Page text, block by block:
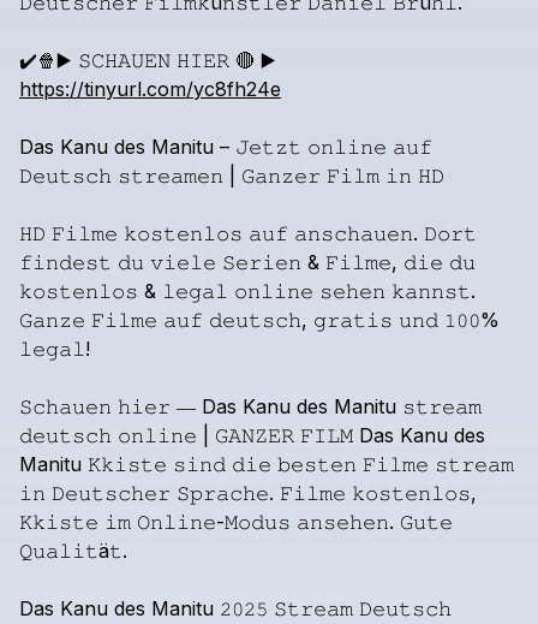
✔️🍿▶️ 𝚂𝙲𝙷𝙰𝚄𝙴𝙽 𝙷𝙸𝙴𝚁 🔴 ▶️
https://tinyurl.com/yc8fh24e
Das Kanu des Manitu – 𝙹𝚎𝚝𝚣𝚝 𝚘𝚗𝚕𝚒𝚗𝚎 𝚊𝚞𝚏
𝙳𝚎𝚞𝚝𝚜𝚌𝚑 𝚜𝚝𝚛𝚎𝚊𝚖𝚎𝚗 𝙶𝚊𝚗𝚣𝚎𝚛 𝙵𝚒𝚕𝚖 𝚒𝚗 𝙷𝙳
𝙷𝙳 𝙵𝚒𝚕𝚖𝚎 𝚔𝚘𝚜𝚝𝚎𝚗𝚕𝚘𝚜 𝚊𝚞𝚏 𝚊𝚗𝚜𝚌𝚑𝚊𝚞𝚎𝚗. 𝙳𝚘𝚛𝚝
𝚏𝚒𝚗𝚍𝚎𝚜𝚝 𝚍𝚞 𝚟𝚒𝚎𝚕𝚎 𝚂𝚎𝚛𝚒𝚎𝚗 & 𝙵𝚒𝚕𝚖𝚎, 𝚍𝚒𝚎 𝚍𝚞
𝚔𝚘𝚜𝚝𝚎𝚗𝚕𝚘𝚜 & 𝚕𝚎𝚐𝚊𝚕 𝚘𝚗𝚕𝚒𝚗𝚎 𝚜𝚎𝚑𝚎𝚗 𝚔𝚊𝚗𝚗𝚜𝚝.
𝙶𝚊𝚗𝚣𝚎 𝙵𝚒𝚕𝚖𝚎 𝚊𝚞𝚏 𝚍𝚎𝚞𝚝𝚜𝚌𝚑, 𝚐𝚛𝚊𝚝𝚒𝚜 𝚞𝚗𝚍 𝟷𝟶𝟶%
𝚕𝚎𝚐𝚊𝚕!
𝚂𝚌𝚑𝚊𝚞𝚎𝚗 𝚑𝚒𝚎𝚛 ― Das Kanu des Manitu 𝚜𝚝𝚛𝚎𝚊𝚖
𝚍𝚎𝚞𝚝𝚜𝚌𝚑 𝚘𝚗𝚕𝚒𝚗𝚎 𝙶𝙰𝙽𝚉𝙴𝚁 𝙵𝙸𝙻𝙼 Das Kanu des
Manitu 𝙺𝚔𝚒𝚜𝚝𝚎 𝚜𝚒𝚗𝚍 𝚍𝚒𝚎 𝚋𝚎𝚜𝚝𝚎𝚗 𝙵𝚒𝚕𝚖𝚎 𝚜𝚝𝚛𝚎𝚊𝚖
𝚒𝚗 𝙳𝚎𝚞𝚝𝚜𝚌𝚑𝚎𝚛 𝚂𝚙𝚛𝚊𝚌𝚑𝚎. 𝙵𝚒𝚕𝚖𝚎 𝚔𝚘𝚜𝚝𝚎𝚗𝚕𝚘𝚜,
𝙺𝚔𝚒𝚜𝚝𝚎 𝚒𝚖 𝙾𝚗𝚕𝚒𝚗𝚎-𝙼𝚘𝚍𝚞𝚜 𝚊𝚗𝚜𝚎𝚑𝚎𝚗. 𝙶𝚞𝚝𝚎
𝚀𝚞𝚊𝚕𝚒𝚝ä𝚝.
Das Kanu des Manitu 𝟸𝟶𝟸𝟻 𝚂𝚝𝚛𝚎𝚊𝚖 𝙳𝚎𝚞𝚝𝚜𝚌𝚑